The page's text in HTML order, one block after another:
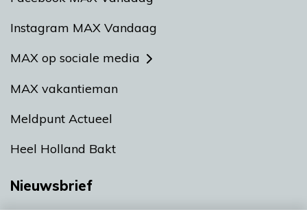
Instagram MAX Vandaag
MAX op sociale media
MAX vakantieman
Meldpunt Actueel
Heel Holland Bakt
Nieuwsbrief